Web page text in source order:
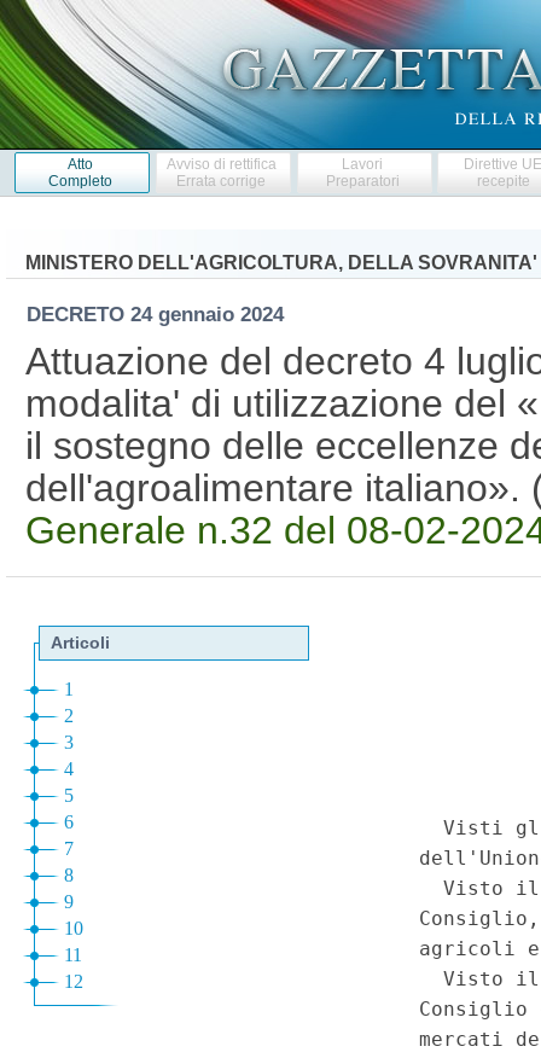
Atto
Completo
Avviso di rettifica
Errata corrige
Lavori
Preparatori
Direttive
recepite
MINISTERO DELL'AGRICOLTURA, DELLA
DECRETO 24 gennaio 2024
Attuazione del decreto 4
modalita' di utilizzazione del
il sostegno delle eccellenze
dell'agroalimentare
Generale n.32 del 08-02-